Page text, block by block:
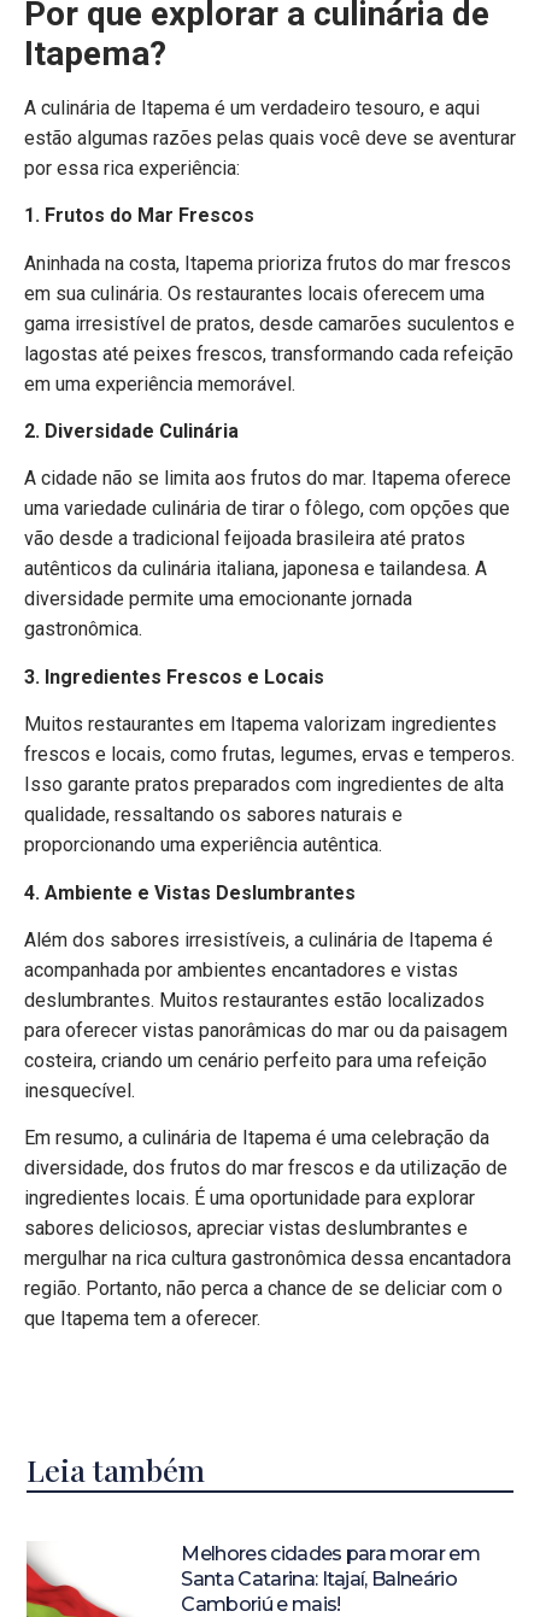
Por que explorar a culinária de
Itapema?
A culinária de Itapema é um verdadeiro tesouro, e aqui
estão algumas razões pelas quais você deve se aventurar
por essa rica experiência:
1. Frutos do Mar Frescos
Aninhada na costa, Itapema prioriza frutos do mar frescos
em sua culinária. Os restaurantes locais oferecem uma
gama irresistível de pratos, desde camarões suculentos e
lagostas até peixes frescos, transformando cada refeição
em uma experiência memorável.
2. Diversidade Culinária
A cidade não se limita aos frutos do mar. Itapema oferece
uma variedade culinária de tirar o fôlego, com opções que
vão desde a tradicional feijoada brasileira até pratos
autênticos da culinária italiana, japonesa e tailandesa. A
diversidade permite uma emocionante jornada
gastronômica.
3. Ingredientes Frescos e Locais
Muitos restaurantes em Itapema valorizam ingredientes
frescos e locais, como frutas, legumes, ervas e temperos.
Isso garante pratos preparados com ingredientes de alta
qualidade, ressaltando os sabores naturais e
proporcionando uma experiência autêntica.
4. Ambiente e Vistas Deslumbrantes
Além dos sabores irresistíveis, a culinária de Itapema é
acompanhada por ambientes encantadores e vistas
deslumbrantes. Muitos restaurantes estão localizados
para oferecer vistas panorâmicas do mar ou da paisagem
costeira, criando um cenário perfeito para uma refeição
inesquecível.
Em resumo, a culinária de Itapema é uma celebração da
diversidade, dos frutos do mar frescos e da utilização de
ingredientes locais. É uma oportunidade para explorar
sabores deliciosos, apreciar vistas deslumbrantes e
mergulhar na rica cultura gastronômica dessa encantadora
região. Portanto, não perca a chance de se deliciar com o
que Itapema tem a oferecer.
Leia também
Melhores cidades para morar em
Santa Catarina: Itajaí, Balneário
Camboriú e mais!